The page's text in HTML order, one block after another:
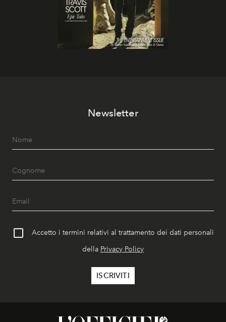
Newsletter
Accetto i termini relativi al trattamento dei dati personali
della Privacy Policy